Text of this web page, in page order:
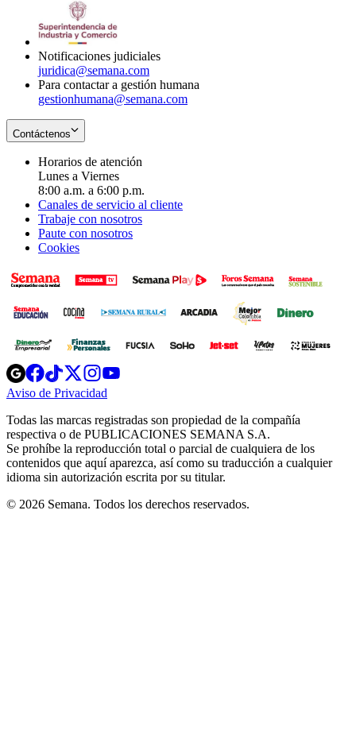
Notificaciones judiciales
juridica@semana.com
Para contactar a gestión humana
gestionhumana@semana.com
Contáctenos
Horarios de atención
Lunes a Viernes
8:00 a.m. a 6:00 p.m.
Canales de servicio al cliente
Trabaje con nosotros
Paute con nosotros
Cookies
Opens
in
new
Opens
in
new
Opens
in
new
window
Opens
new
windowwindow
Aviso de Privacidad
new
window
Todas las marcas registradas son propiedad de la compañía
respectiva o de PUBLICACIONES SEMANA S.A.
Se prohíbe la reproducción total o parcial de cualquiera de los
contenidos que aquí aparezca, así como su traducción a cualquier
idioma sin autorización escrita por su titular.
© 2026 Semana. Todos los derechos reservados.